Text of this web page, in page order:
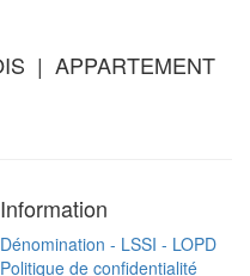
| APPARTEMENT
Information
Dénomination - LSSI - LOPD
Politique de confidentialité